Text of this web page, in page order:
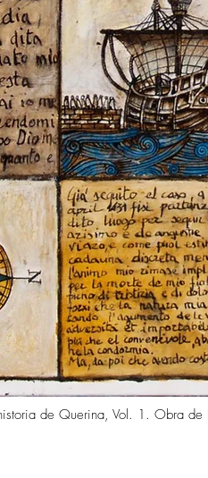
de Querina, Vol. 1. Obra de